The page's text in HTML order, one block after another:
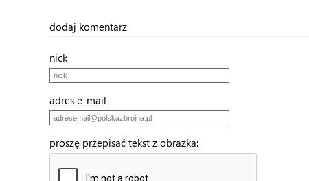
dodaj komentarz
nick
adres e-mail
proszę przepisać tekst z obrazka: